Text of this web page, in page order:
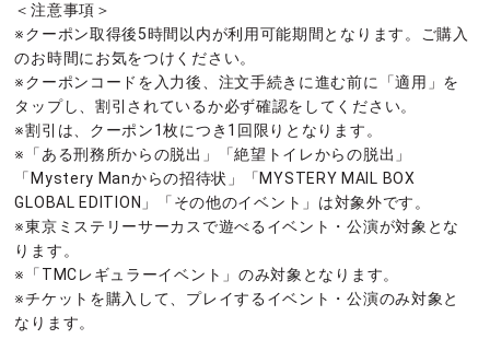
＜注意事項＞
※クーポン取得後5時間以内が利用可能期間となります。ご購入
のお時間にお気をつけください。
※クーポンコードを入力後、注文手続きに進む前に「適用」を
タップし、割引されているか必ず確認をしてください。
※割引は、クーポン1枚につき1回限りとなります。
※「ある刑務所からの脱出」「絶望トイレからの脱出」
「Mystery Manからの招待状」「MYSTERY MAIL BOX
GLOBAL EDITION」「その他のイベント」は対象外です。
※東京ミステリーサーカスで遊べるイベント・公演が対象とな
ります。
※「TMCレギュラーイベント」のみ対象となります。
※チケットを購入して、プレイするイベント・公演のみ対象と
なります。